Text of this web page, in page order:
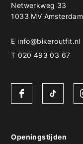
Netwerkweg 33
1033 MV Amsterdam
E info@bikeroutfit.nl
T 020 493 03 67
Openingstijden